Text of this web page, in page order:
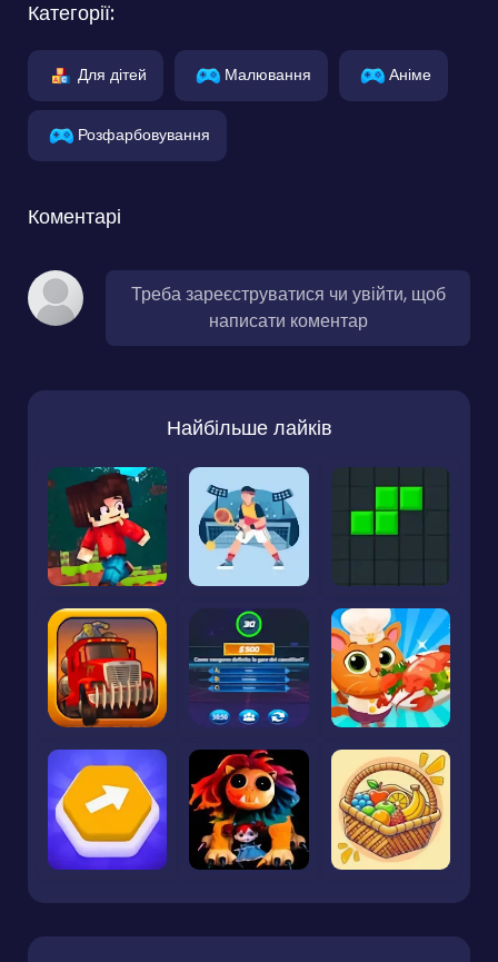
Категорії:
Для дітей Малювання Аніме
Розфарбовування
Коментарі
Треба зареєструватися чи увійти, щоб
написати коментар
Найбільше лайків